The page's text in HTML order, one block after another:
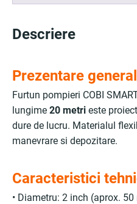
Descriere
Prezentare
Furtun pompieri COBI
lungime 20 metri este
dure de lucru. Materialul
manevrare si depozitare.
Caracteristici
• Diametru: 2 inch (aprox.